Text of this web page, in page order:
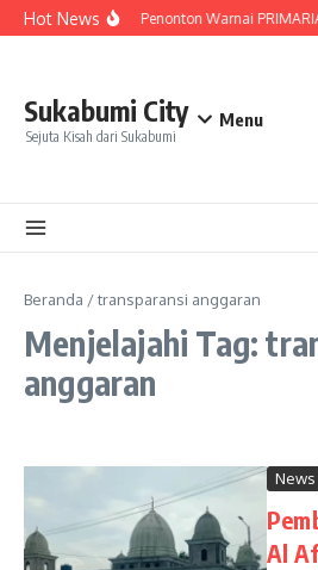
Lewati ke konten
Hot NewsLautan Penonton Warnai
Sukabumi City
Sejuta Kisah dari Sukabumi
Menu
Beranda /transparansi anggaran
Menjelajahi Tag:
anggaran
News
Al